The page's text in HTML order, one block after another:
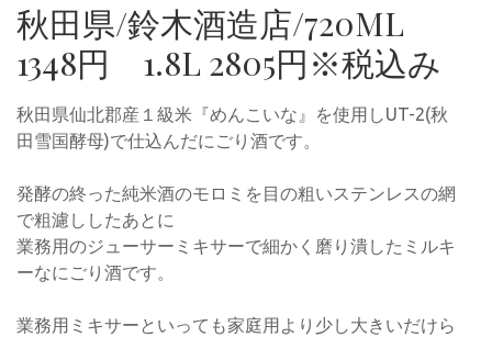
秋田県/鈴木酒造店/720ML
1348円 1.8L 2805円※税込み
秋田県仙北郡産１級米『めんこいな』を使用しUT-2(秋
田雪国酵母)で仕込んだにごり酒です。
発酵の終った純米酒のモロミを目の粗いステンレスの網
で粗濾ししたあとに
業務用のジューサーミキサーで細かく磨り潰したミルキ
ーなにごり酒です。
業務用ミキサーといっても家庭用より少し大きいだけら